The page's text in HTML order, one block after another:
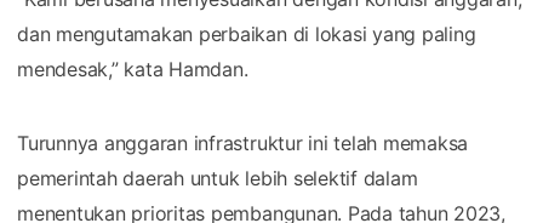
dan mengutamakan perbaikan di lokasi yang paling
mendesak,” kata Hamdan.
Turunnya anggaran infrastruktur ini telah memaksa
pemerintah daerah untuk lebih selektif dalam
menentukan prioritas pembangunan. Pada tahun 2023,